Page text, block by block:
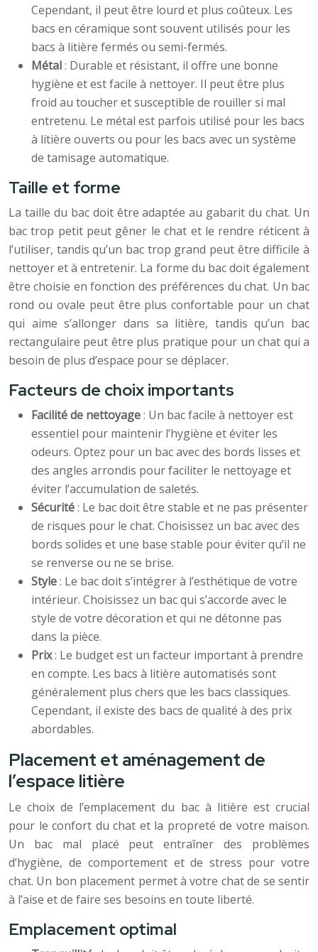
Cependant, il peut être lourd et plus coûteux. Les
bacs en céramique sont souvent utilisés pour les
bacs à litière fermés ou semi-fermés.
Métal: Durable et résistant, il offre une bonne
hygiène et est facile à nettoyer. Il peut être plus
froid au toucher et susceptible de rouiller si mal
entretenu. Le métal est parfois utilisé pour les bacs
à litière ouverts ou pour les bacs avec un système
de tamisage automatique.
Taille et forme
La taille du bac doit être adaptée au gabarit du chat. Un
bac trop petit peut gêner le chat et le rendre réticent à
l’utiliser, tandis qu’un bac trop grand peut être difficile à
nettoyer et à entretenir. La forme du bac doit également
être choisie en fonction des préférences du chat. Un bac
rond ou ovale peut être plus confortable pour un chat
qui aime s’allonger dans sa litière, tandis qu’un bac
rectangulaire peut être plus pratique pour un chat qui a
besoin de plus d’espace pour se déplacer.
Facteurs de choix importants
Facilité de nettoyage: Un bac facile à nettoyer est
essentiel pour maintenir l’hygiène et éviter les
odeurs. Optez pour un bac avec des bords lisses et
des angles arrondis pour faciliter le nettoyage et
éviter l’accumulation de saletés.
Sécurité: Le bac doit être stable et ne pas présenter
de risques pour le chat. Choisissez un bac avec des
bords solides et une base stable pour éviter qu’il ne
se renverse ou ne se brise.
Style: Le bac doit s’intégrer à l’esthétique de votre
intérieur. Choisissez un bac qui s’accorde avec le
style de votre décoration et qui ne détonne pas
dans la pièce.
Prix: Le budget est un facteur important à prendre
en compte. Les bacs à litière automatisés sont
généralement plus chers que les bacs classiques.
Cependant, il existe des bacs de qualité à des prix
abordables.
Placement et aménagement de
l’espace litière
Le choix de l’emplacement du bac à litière est crucial
pour le confort du chat et la propreté de votre maison.
Un bac mal placé peut entraîner des problèmes
d’hygiène, de comportement et de stress pour votre
chat. Un bon placement permet à votre chat de se sentir
à l’aise et de faire ses besoins en toute liberté.
Emplacement optimal